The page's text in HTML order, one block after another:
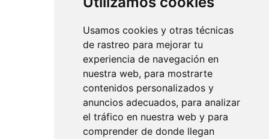
Usamos cookies y otras técnicas
de rastreo para mejorar tu
experiencia de navegación en
nuestra web, para mostrarte
contenidos personalizados y
anuncios adecuados, para analizar
el tráfico en nuestra web y para
comprender de donde llegan